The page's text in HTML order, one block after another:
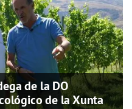
de la DO
de la Xunta